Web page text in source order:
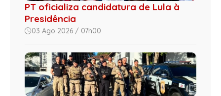
PT oficializa candidatura de Lula à
Presidência
03 Ago 2026 / 07h00